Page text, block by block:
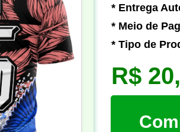
* Entrega
* Meio de
* Tipo de
R$